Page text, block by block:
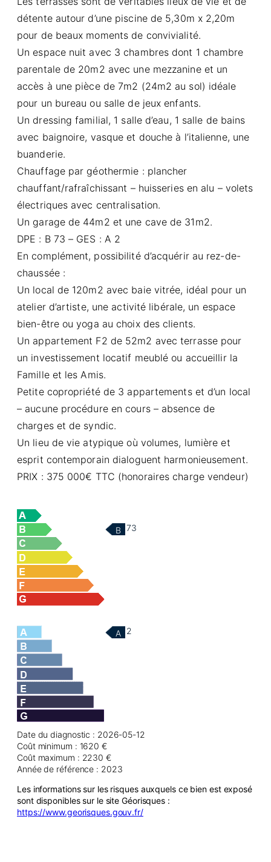
détente autour d’une piscine de 5,30m x 2,20m
pour de beaux moments de convivialité.
Un espace nuit avec 3 chambres dont 1 chambre
parentale de 20m2 avec une mezzanine et un
accès à une pièce de 7m2 (24m2 au sol) idéale
pour un bureau ou salle de jeux enfants.
Un dressing familial, 1 salle d’eau, 1 salle de bains
avec baignoire, vasque et douche à l’italienne, une
buanderie.
Chauffage par géothermie : plancher
chauffant/rafraîchissant – huisseries en alu – volets
électriques avec centralisation.
Un garage de 44m2 et une cave de 31m2.
DPE : B 73 – GES : A 2
En complément, possibilité d’acquérir au rez-de-
chaussée :
Un local de 120m2 avec baie vitrée, idéal pour un
atelier d’artiste, une activité libérale, un espace
bien-être ou yoga au choix des clients.
Un appartement F2 de 52m2 avec terrasse pour
un investissement locatif meublé ou accueillir la
Famille et les Amis.
Petite copropriété de 3 appartements et d’un local
– aucune procédure en cours – absence de
charges et de syndic.
Un lieu de vie atypique où volumes, lumière et
esprit contemporain dialoguent harmonieusement.
PRIX : 375 000€ TTC (honoraires charge vendeur)
B 73
A 2
Date du diagnostic : 2026-05-12
Coût minimum : 1620 €
Coût maximum : 2230 €
Année de référence : 2023
Les informations sur les risques auxquels ce bien est exposé
sont disponibles sur le site Géorisques :
https://www.georisques.gouv.fr/